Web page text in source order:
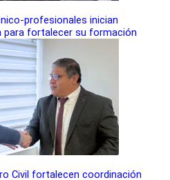
profesionales inician
para fortalecer su formación
Civil fortalecen coordinación